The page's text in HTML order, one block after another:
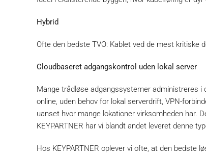
Hybrid
Ofte den bedste TVO: Kablet ved de mest
Cloudbaseret adgangskontrol uden lokal server
Mange trådløse adgangssystemer administreres i
online, uden behov for lokal serverdrift, VPN-
uanset hvor mange lokationer virksomheden har.
KEYPARTNER har vi blandt andet leveret denne
Hos KEYPARTNER oplever vi ofte, at den bedste